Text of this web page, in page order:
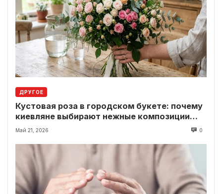
ДРУГОЕ
Кустовая роза в городском букете: почему
киевляне выбирают нежные композиции
вместо классики
Май 21, 2026 0